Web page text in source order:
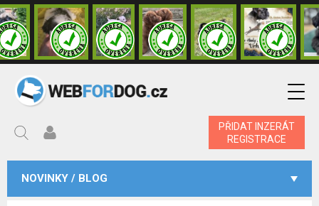
PŘIDAT INZERÁT
REGISTRACE
NOVINKY / BLOG